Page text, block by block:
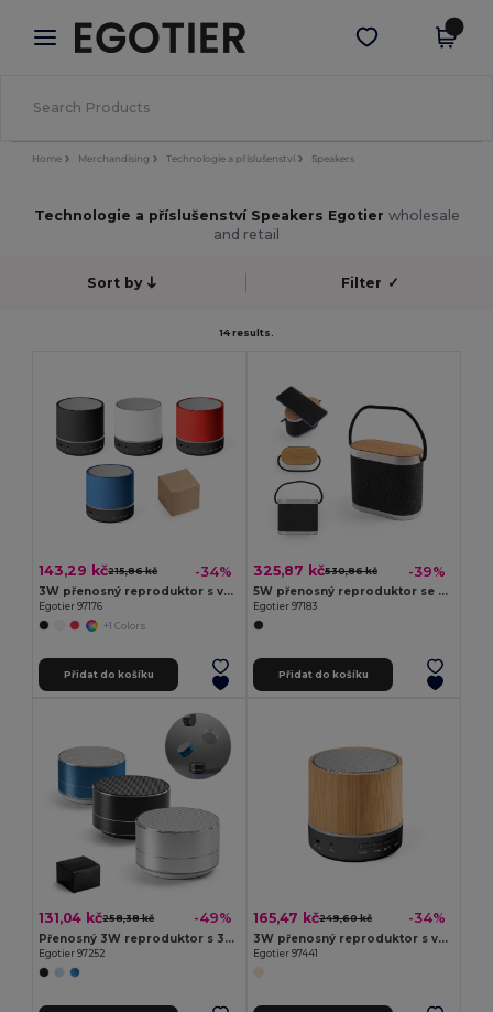
× Aplikace Egotier
Lepší ceny v aplikaci!
Stáhnout app
Home Merchandising Technologie a příslušenství Speakers
Technologie a příslušenství Speakers Egotier wholesale
and retail
Sort by Filter ✓
14 results.
143,29 kč215,86 kč -34%
3W přenosný reproduktor s výdrží baterie 4h30m na ​​recyklovaného ABS (100% rABS)
Egotier 97176
+1 Colors
Přidat do košíku
325,87 kč530,86 kč -39%
5W přenosný reproduktor se super rychlou 15W bezdrátovou nabíječkou a 2h výdrží baterie vyrobený z bambusu a recyklovaného PET (100% rPET)
Egotier 97183
Přidat do košíku
131,04 kč258,38 kč -49%
Přenosný 3W reproduktor s 3h výdrží baterie ze recyklovaného hliníku (100% rAL) a recyklovaného ABS (100% rABS)
Egotier 97252
165,47 kč249,60 kč -34%
3W přenosný reproduktor s výdrží baterie 4h30m na ​​recyklovaného ABS (100% rABS)
Egotier 97441